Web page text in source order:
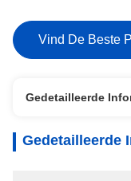
Vind De Beste
Gedetailleerde
Gedetailleerde